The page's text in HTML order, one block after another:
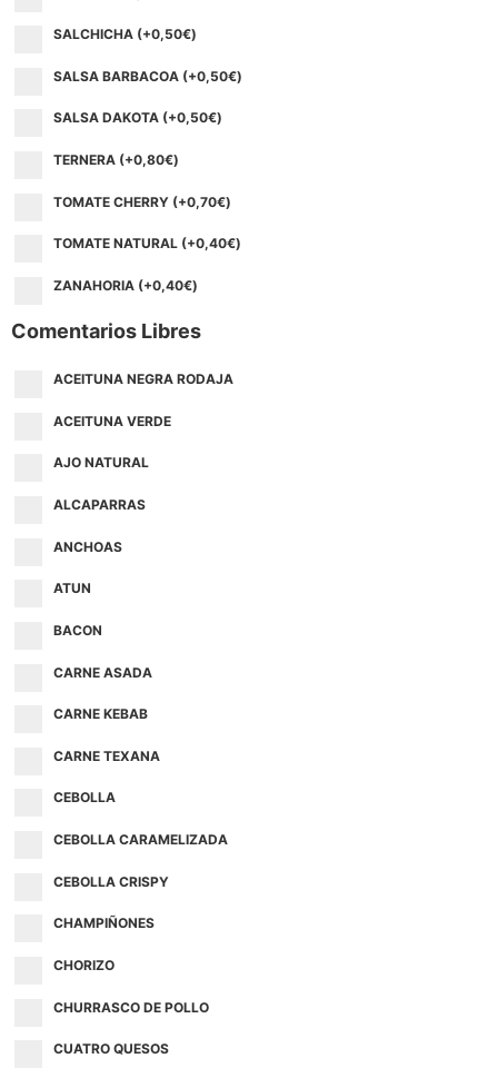
SALCHICHA (+0,50€)
SALSA BARBACOA (+0,50€)
SALSA DAKOTA (+0,50€)
TERNERA (+0,80€)
TOMATE CHERRY (+0,70€)
TOMATE NATURAL (+0,40€)
ZANAHORIA (+0,40€)
Comentarios Libres
ACEITUNA NEGRA RODAJA
ACEITUNA VERDE
AJO NATURAL
ALCAPARRAS
ANCHOAS
ATUN
BACON
CARNE ASADA
CARNE KEBAB
CARNE TEXANA
CEBOLLA
CEBOLLA CARAMELIZADA
CEBOLLA CRISPY
CHAMPIÑONES
CHORIZO
CHURRASCO DE POLLO
CUATRO QUESOS